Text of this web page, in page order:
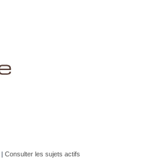
| Consulter les sujets actifs